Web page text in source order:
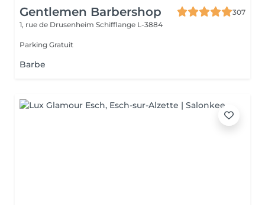
Gentlemen Barbershop
307
1, rue de Drusenheim Schifflange L-3884
Parking Gratuit
Barbe